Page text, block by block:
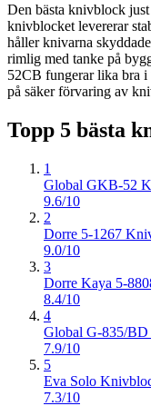
Den bästa knivblock
knivblocket levererar
håller knivarna
rimlig med tanke på
52CB fungerar lika bra
på säker förvaring av
Topp 5 bästa
1
Global GKB-52
9.6/10
2
Dorre 5-1267
9.0/10
3
Dorre Kaya 5-
8.4/10
4
Global G-835/
7.9/10
5
Eva Solo
7.3/10